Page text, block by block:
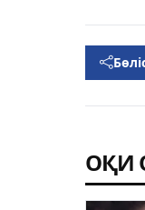
ОҚИ